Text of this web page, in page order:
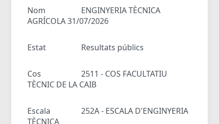
Nom
ENGINYERIA TÈCNICA
AGRÍCOLA 31/07/2026
Estat Resultats públics
Cos
2511 - COS FACULTATIU
TÈCNIC DE LA CAIB
Escala
252A - ESCALA D'ENGINYERIA
TÈCNICA